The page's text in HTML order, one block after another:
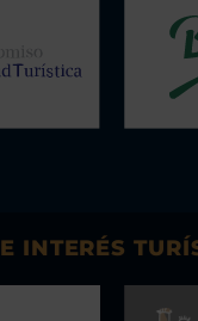
INTERÉS